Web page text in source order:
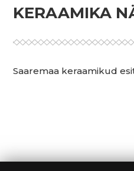
KERAAMIKA
Saaremaa keraamikud